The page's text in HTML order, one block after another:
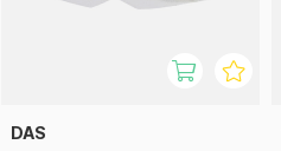
DAS